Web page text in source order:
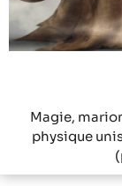
Magie,
physique